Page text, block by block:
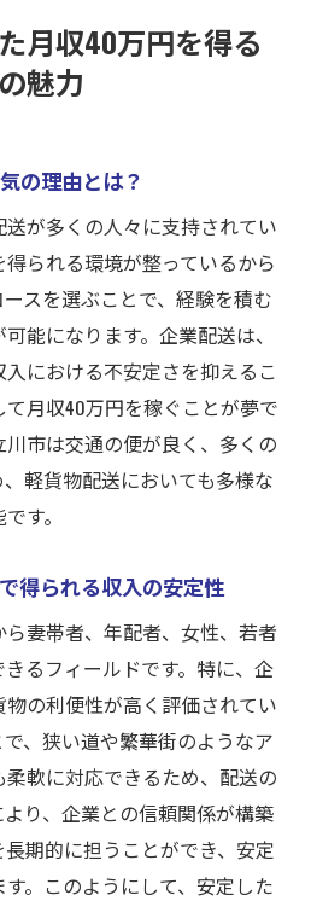
配送でのキャリアパス
約束する立川市の企業配送
送が提供する充実した福利
コースで安定収入を実現す
的に働くための現場選び
の重要性とその効果
れる安定感と安心感
入を得るためのコース固定
送での現場固定がもたらす
月収40万円を実現する秘訣
様々な方が活躍できる企業
問わず活躍できる企業配送
企業配送の魅力
でキャリアを築くためのヒ
年齢層が働ける環境
月収40万円を得る
魅力
の理由とは？
が多くの人々に支持されてい
られる環境が整っているから
スを選ぶことで、経験を積む
能になります。企業配送は、
における不安定さを抑えるこ
月収40万円を稼ぐことが夢で
市は交通の便が良く、多くの
軽貨物配送においても多様な
す。
得られる収入の安定性
妻帯者、年配者、女性、若者
るフィールドです。特に、企
の利便性が高く評価されてい
、狭い道や繁華街のようなア
軟に対応できるため、配送の
り、企業との信頼関係が構築
期的に担うことができ、安定
。このようにして、安定した